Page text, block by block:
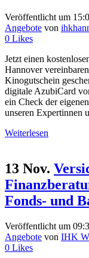
Veröffentlicht um
Angebote von
0 Likes
Jetzt einen
Hannover
Kinogutschein
digitale AzubiCard
ein Check der
unseren Expertinnen
Weiterlesen
13 Nov.
Fonds- und
Veröffentlicht um
Angebote von IHK
0 Likes